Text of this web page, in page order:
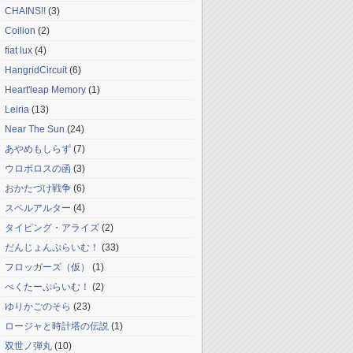
CHAINS!! (3)
Coilion (2)
fiat lux (4)
HangridCircuit(6)
Heart'leap Memory (1)
Leiria (13)
Near The Sun (24)
あやめもしらず (7)
ウロボロスの函 (3)
おかたづけ戦争 (6)
スペルアルター (4)
タイピング・アライズ (2)
だんじょんぷらいむ！ (33)
フロッガーズ（仮）
(1)
べくたーぷらいむ！ (2)
ゆりかごのそら (23)
ロージャと時計塔の伝説 (1)
双世ノ弾丸 (10)